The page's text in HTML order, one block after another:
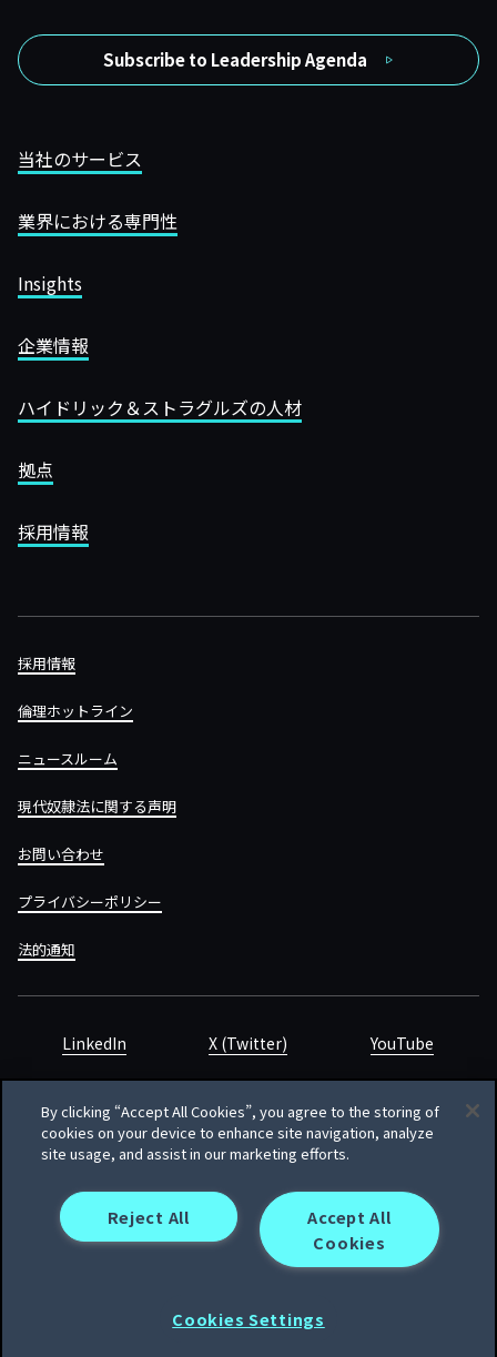
Subscribe to Leadership Agenda
当社のサービス
業界における専門性
Insights
企業情報
ハイドリック＆ストラグルズの人材
拠点
採用情報
採用情報
倫理ホットライン
ニュースルーム
現代奴隷法に関する声明
お問い合わせ
プライバシーポリシー
法的通知
LinkedIn X (Twitter) YouTube
Drive Willis Tower • Suite 4900 • Chicago, IL 60606-6303 •
Phone + 1 312 496 1200
By clicking “Accept All Cookies”, you agree to the storing of
cookies on your device to enhance site navigation, analyze
site usage, and assist in our marketing efforts.
Accept All
Cookies
Reject All
Cookies Settings